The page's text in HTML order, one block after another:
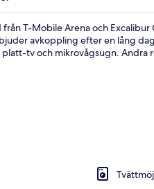
T-Mobile Arena och Excalibur
avkoppling efter en lång
tv och mikrovågsugn. Andra